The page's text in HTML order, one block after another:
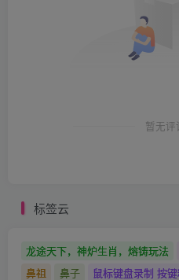
暂无评
标签云
龙途天下，神炉生肖，熔铸玩法
鼻祖
鼻子 鼠标键盘录制 按